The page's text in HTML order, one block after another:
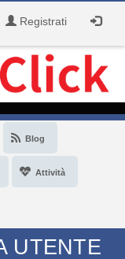
Registrati
Blog
Attività
UTENTE